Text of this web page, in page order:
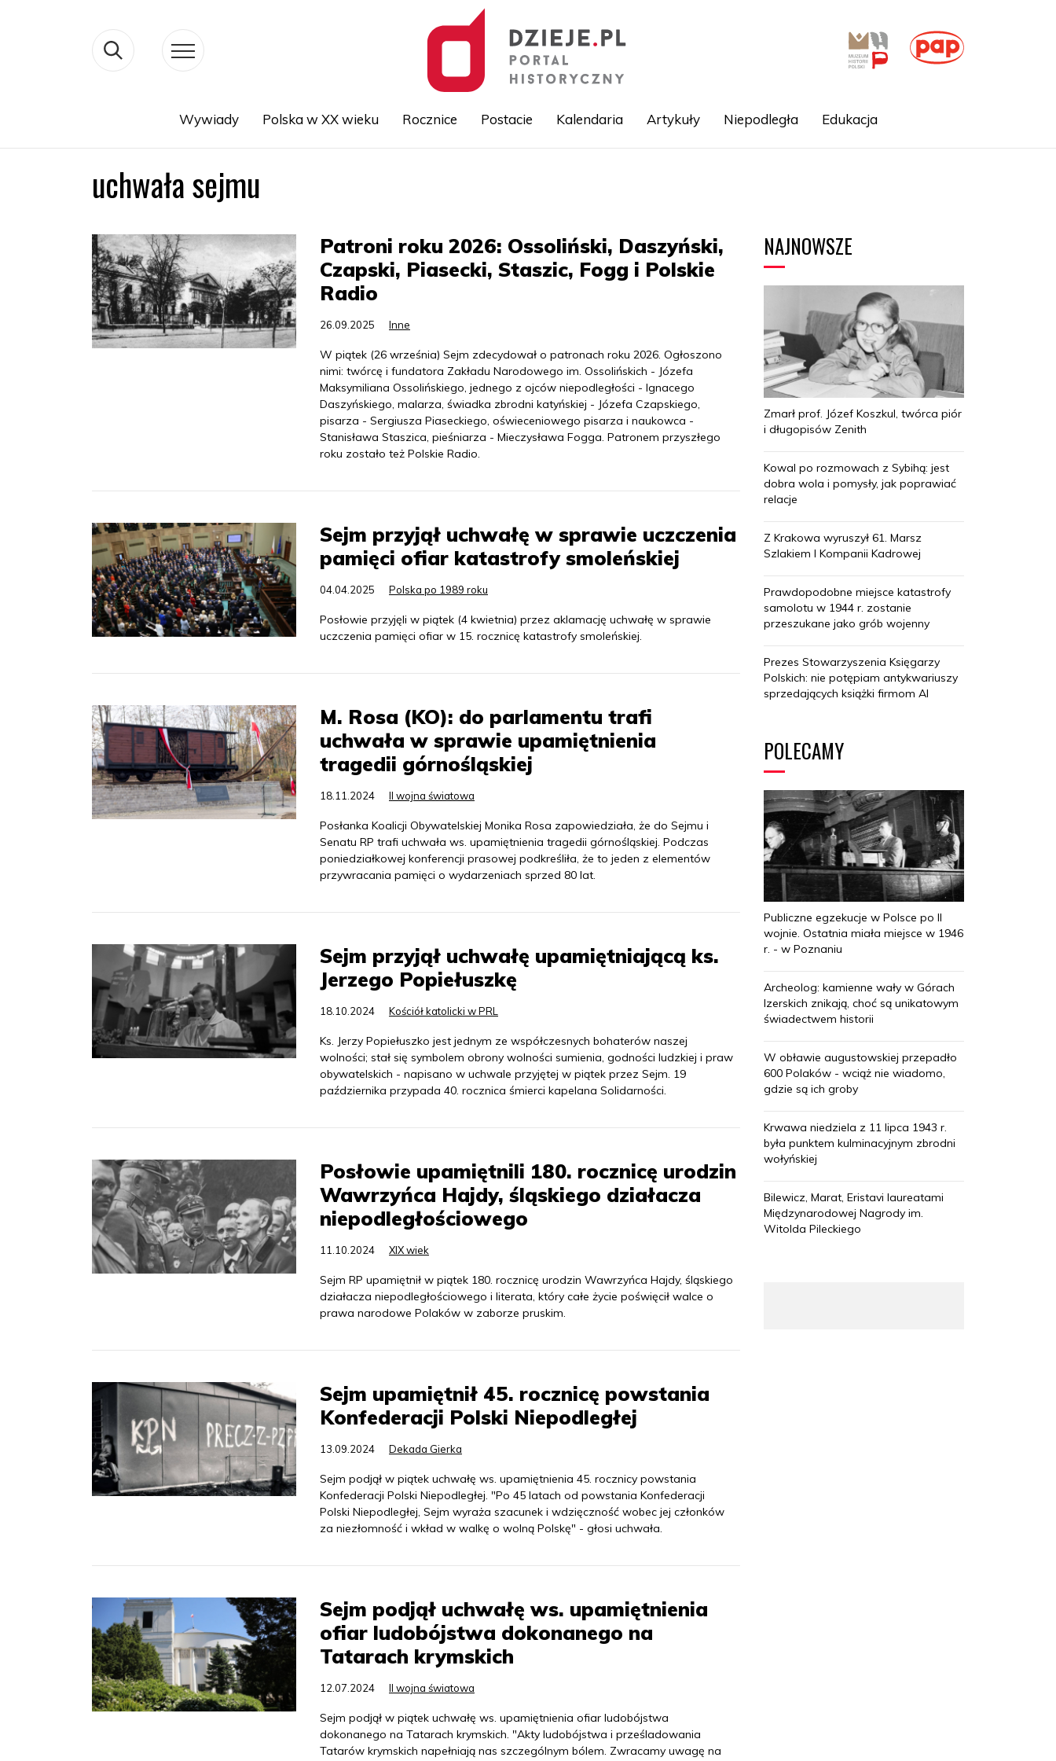
Wywiady Polska w XX wieku Rocznice Postacie Kalendaria Artykuły Niepodległa Edukacja
uchwała sejmu
Patroni roku 2026: Ossoliński, Daszyński,
Czapski, Piasecki, Staszic, Fogg i Polskie
Radio
26.09.2025 Inne
W piątek (26 września) Sejm zdecydował o patronach roku 2026. Ogłoszono
nimi: twórcę i fundatora Zakładu Narodowego im. Ossolińskich - Józefa
Maksymiliana Ossolińskiego, jednego z ojców niepodległości - Ignacego
Daszyńskiego, malarza, świadka zbrodni katyńskiej - Józefa Czapskiego,
pisarza - Sergiusza Piaseckiego, oświeceniowego pisarza i naukowca -
Stanisława Staszica, pieśniarza - Mieczysława Fogga. Patronem przyszłego
roku zostało też Polskie Radio.
Sejm przyjął uchwałę w sprawie uczczenia
pamięci ofiar katastrofy smoleńskiej
04.04.2025 Polska po 1989 roku
Posłowie przyjęli w piątek (4 kwietnia) przez aklamację uchwałę w sprawie
uczczenia pamięci ofiar w 15. rocznicę katastrofy smoleńskiej.
M. Rosa (KO): do parlamentu trafi
uchwała w sprawie upamiętnienia
tragedii górnośląskiej
18.11.2024 II wojna światowa
Posłanka Koalicji Obywatelskiej Monika Rosa zapowiedziała, że do Sejmu i
Senatu RP trafi uchwała ws. upamiętnienia tragedii górnośląskiej. Podczas
poniedziałkowej konferencji prasowej podkreśliła, że to jeden z elementów
przywracania pamięci o wydarzeniach sprzed 80 lat.
Sejm przyjął uchwałę upamiętniającą ks.
Jerzego Popiełuszkę
18.10.2024 Kościół katolicki w PRL
Ks. Jerzy Popiełuszko jest jednym ze współczesnych bohaterów naszej
wolności; stał się symbolem obrony wolności sumienia, godności ludzkiej i praw
obywatelskich - napisano w uchwale przyjętej w piątek przez Sejm. 19
października przypada 40. rocznica śmierci kapelana Solidarności.
Posłowie upamiętnili 180. rocznicę urodzin
Wawrzyńca Hajdy, śląskiego działacza
niepodległościowego
11.10.2024 XIX wiek
Sejm RP upamiętnił w piątek 180. rocznicę urodzin Wawrzyńca Hajdy, śląskiego
działacza niepodległościowego i literata, który całe życie poświęcił walce o
prawa narodowe Polaków w zaborze pruskim.
Sejm upamiętnił 45. rocznicę powstania
Konfederacji Polski Niepodległej
13.09.2024 Dekada Gierka
Sejm podjął w piątek uchwałę ws. upamiętnienia 45. rocznicy powstania
Konfederacji Polski Niepodległej. "Po 45 latach od powstania Konfederacji
Polski Niepodległej, Sejm wyraża szacunek i wdzięczność wobec jej członków
za niezłomność i wkład w walkę o wolną Polskę" - głosi uchwała.
Sejm podjął uchwałę ws. upamiętnienia
ofiar ludobójstwa dokonanego na
Tatarach krymskich
12.07.2024 II wojna światowa
Sejm podjął w piątek uchwałę ws. upamiętnienia ofiar ludobójstwa
dokonanego na Tatarach krymskich. "Akty ludobójstwa i prześladowania
Tatarów krymskich napełniają nas szczególnym bólem. Zwracamy uwagę na
NAJNOWSZE
Zmarł prof. Józef Koszkul, twórca piór
i długopisów Zenith
Kowal po rozmowach z Sybihą: jest
dobra wola i pomysły, jak poprawiać
relacje
Z Krakowa wyruszył 61. Marsz
Szlakiem I Kompanii Kadrowej
Prawdopodobne miejsce katastrofy
samolotu w 1944 r. zostanie
przeszukane jako grób wojenny
Prezes Stowarzyszenia Księgarzy
Polskich: nie potępiam antykwariuszy
sprzedających książki firmom AI
POLECAMY
Publiczne egzekucje w Polsce po II
wojnie. Ostatnia miała miejsce w 1946
r. - w Poznaniu
Archeolog: kamienne wały w Górach
Izerskich znikają, choć są unikatowym
świadectwem historii
W obławie augustowskiej przepadło
600 Polaków - wciąż nie wiadomo,
gdzie są ich groby
Krwawa niedziela z 11 lipca 1943 r.
była punktem kulminacyjnym zbrodni
wołyńskiej
Bilewicz, Marat, Eristavi laureatami
Międzynarodowej Nagrody im.
Witolda Pileckiego